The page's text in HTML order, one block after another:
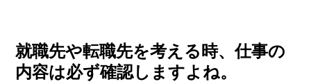
就職先や転職先を考える時、仕事の
内容は必ず確認しますよね。